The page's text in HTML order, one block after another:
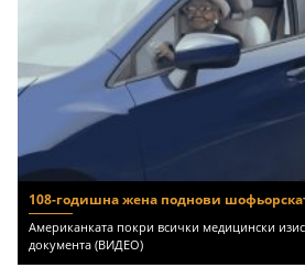
108-годишна жена поднови
Американката покри всички медицински
документа (ВИДЕО)